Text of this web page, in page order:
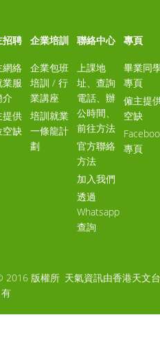
招聘
網絡
業服
介
提供
空缺
企業培訓
企業包班
培訓 / 行
業講座
培訓就業
一條龍計
劃
聯絡中心
上課地
址、查詢
電話、辦
公時間、
前往方法
官方聯絡
方法
加入我們
透過
Whatsapp
查詢
專頁
畢業同
專頁
僱主提
空缺
專頁
2016 版權所
有
天氣資訊由香港天文